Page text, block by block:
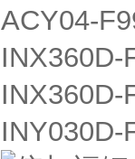
ACY04-
INX360D-
INX360D-
INY030D-